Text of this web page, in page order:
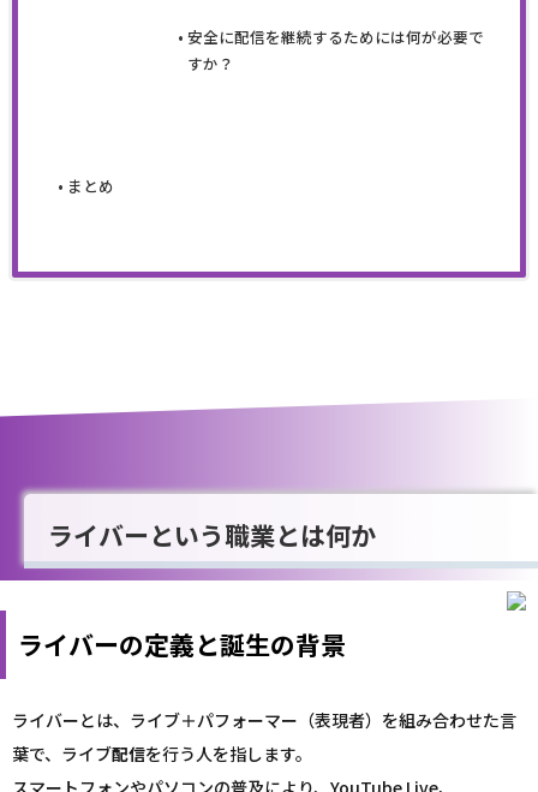
安全に配信を継続するためには何が必要で
すか？
まとめ
ライバーという職業とは何か
ライバーの定義と誕生の背景
ライバーとは、ライブ＋パフォーマー（表現者）を組み合わせた言
葉で、ライブ配信を行う人を指します。